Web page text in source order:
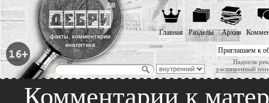
Приглашаем к
Надоела
расширенный
Главная Разделы Архив
Комментарии к